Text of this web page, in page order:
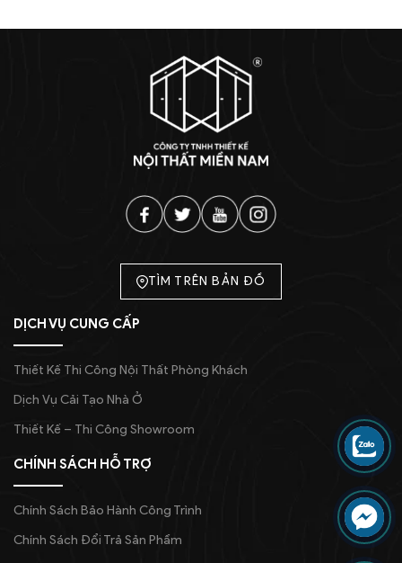
DỊCH VỤ CUNG CẤP
Thiết Kế Thi Công Nội Thất Phòng Khách
Dịch Vụ Cải Tạo Nhà Ở
Thiết Kế – Thi Công Showroom
TÌM TRÊN BẢN ĐỒ
CHÍNH SÁCH HỖ TRỢ
Chính Sách Bảo Hành Công Trình
Chính Sách Đổi Trả Sản Phẩm